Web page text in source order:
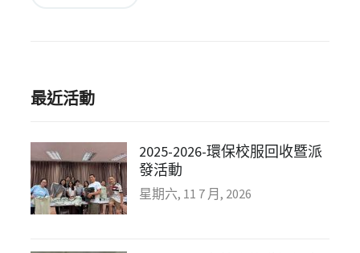
最近活動
2025-2026-環保校服回收暨派
發活動
星期六, 11 7 月, 2026